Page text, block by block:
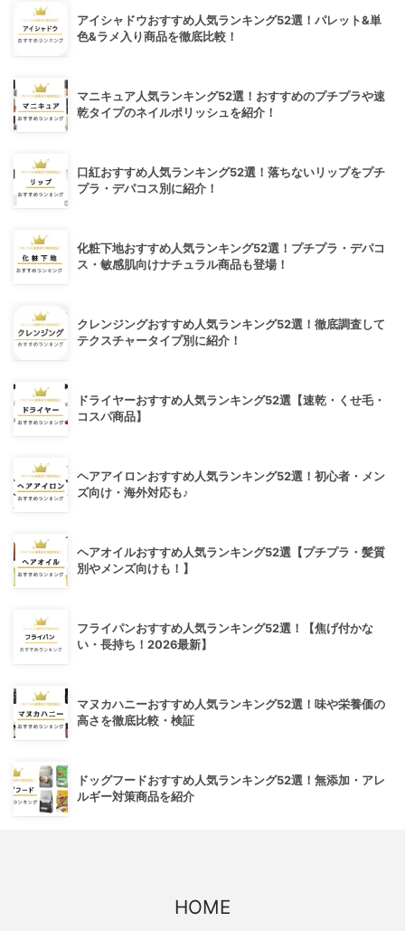
アイシャドウおすすめ人気ランキング52選！パレット&単
色&ラメ入り商品を徹底比較！
マニキュア人気ランキング52選！おすすめのプチプラや速
乾タイプのネイルポリッシュを紹介！
口紅おすすめ人気ランキング52選！落ちないリップをプチ
プラ・デパコス別に紹介！
化粧下地おすすめ人気ランキング52選！プチプラ・デパコ
ス・敏感肌向けナチュラル商品も登場！
クレンジングおすすめ人気ランキング52選！徹底調査して
テクスチャータイプ別に紹介！
ドライヤーおすすめ人気ランキング52選【速乾・くせ毛・
コスパ商品】
ヘアアイロンおすすめ人気ランキング52選！初心者・メン
ズ向け・海外対応も♪
ヘアオイルおすすめ人気ランキング52選【プチプラ・髪質
別やメンズ向けも！】
フライパンおすすめ人気ランキング52選！【焦げ付かな
い・長持ち！2026最新】
マヌカハニーおすすめ人気ランキング52選！味や栄養価の
高さを徹底比較・検証
ドッグフードおすすめ人気ランキング52選！無添加・アレ
ルギー対策商品を紹介
HOME